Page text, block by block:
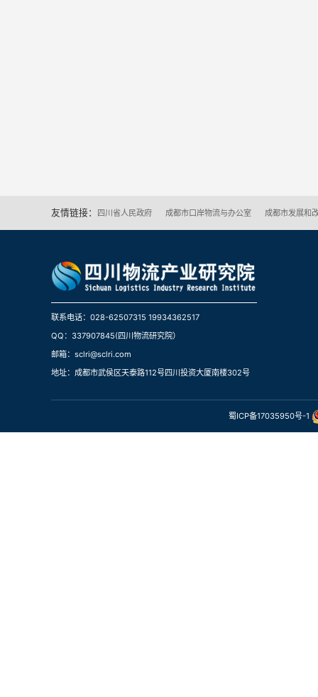
友情链接： 四川省人民政府 成都市口岸物流与办公室 成都市发展和
联系电话：028-62507315 19934362517
QQ：337907845(四川物流研究院）
邮箱：sclri@sclri.com
地址：成都市武侯区天泰路112号四川投资大厦南楼302号
蜀ICP备17035950号-1